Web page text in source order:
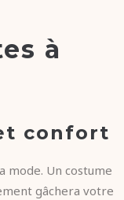
à
confort
mode. Un costume
gâchera votre